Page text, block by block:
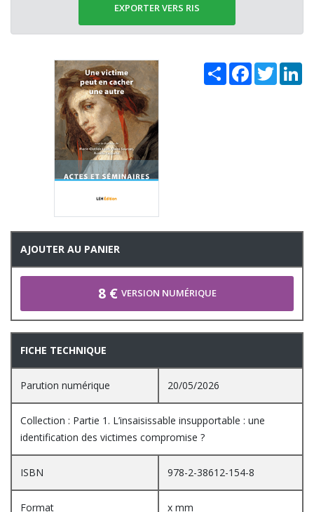
EXPORTER VERS RIS
Share Facebook
Twitter
AJOUTER AU PANIER
8 € VERSION NUMÉRIQUE
FICHE TECHNIQUE
Parution numérique 20/05/2026
Collection : Partie 1. L’insaisissable insupportable : une
identification des victimes compromise ?
ISBN 978-2-38612-154-8
Format x mm